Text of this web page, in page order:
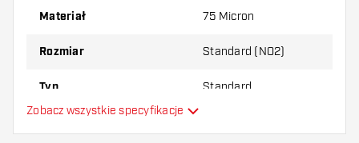
najbardziej Ci odpowiada!
Materiał 75 Micron
Rozmiar Standard (NO2)
Typ Standard
Zobacz wszystkie specyfikacje